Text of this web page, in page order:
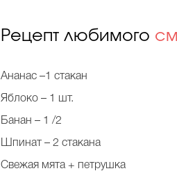
Рецепт любимого
Ананас –1 стакан
Яблоко – 1 шт.
Банан – 1 /2
Шпинат – 2 стакана
Свежая мята + петрушка